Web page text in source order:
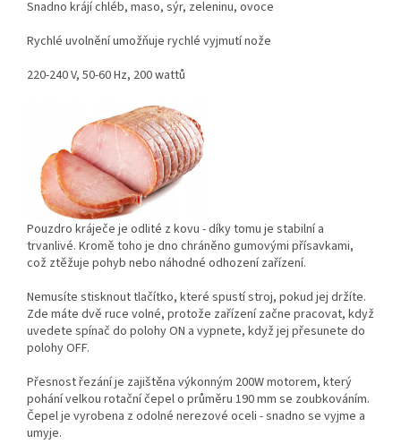
Snadno krájí chléb, maso, sýr, zeleninu, ovoce
Rychlé uvolnění umožňuje rychlé vyjmutí nože
220-240 V, 50-60 Hz, 200 wattů
Pouzdro kráječe je odlité z kovu - díky tomu je stabilní a
trvanlivé. Kromě toho je dno chráněno gumovými přísavkami,
což ztěžuje pohyb nebo náhodné odhození zařízení.
Nemusíte stisknout tlačítko, které spustí stroj, pokud jej držíte.
Zde máte dvě ruce volné, protože zařízení začne pracovat, když
uvedete spínač do polohy ON a vypnete, když jej přesunete do
polohy OFF.
Přesnost řezání je zajištěna výkonným 200W motorem, který
pohání velkou rotační čepel o průměru 190 mm se zoubkováním.
Čepel je vyrobena z odolné nerezové oceli - snadno se vyjme a
umyje.